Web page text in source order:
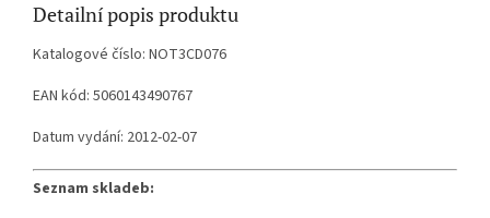
Detailní popis produktu
Katalogové číslo: NOT3CD076
EAN kód: 5060143490767
Datum vydání: 2012-02-07
Seznam skladeb: